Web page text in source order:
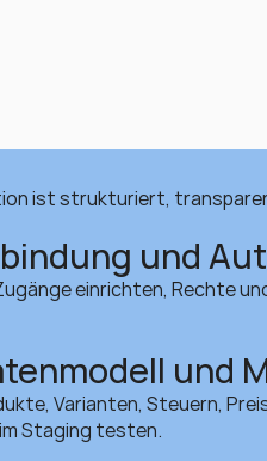
ist strukturiert,
und
einrichten, Rechte
und
Varianten, Steuern,
Staging testen.